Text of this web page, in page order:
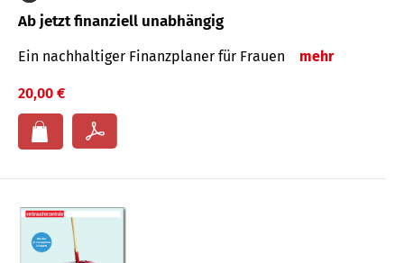
Ab jetzt finanziell unabhängig
Ein nachhaltiger Finanzplaner für Frauen mehr
20,00 €